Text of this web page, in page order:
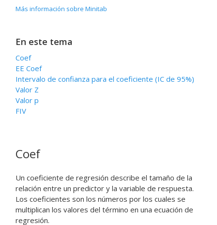
Más información sobre Minitab
En este tema
Coef
EE Coef
Intervalo de confianza para el coeficiente (IC de 95%)
Valor Z
Valor p
FIV
Coef
Un coeficiente de regresión describe el tamaño de la
relación entre un predictor y la variable de respuesta.
Los coeficientes son los números por los cuales se
multiplican los valores del término en una ecuación de
regresión.